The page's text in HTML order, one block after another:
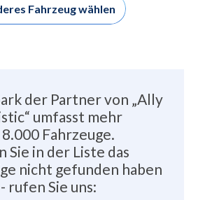
Fahrzeug wählen
der Partner von „Ally
umfasst mehr
8.000 Fahrzeuge.
Sie in der Liste das
nicht gefunden haben
- rufen Sie uns: